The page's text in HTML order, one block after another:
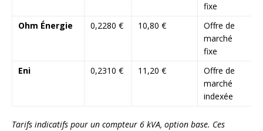
fixe
Ohm Énergie
0,2280 € 10,80 €
Offre de
marché
fixe
Eni
0,2310 € 11,20 €
Offre de
marché
indexée
Tarifs indicatifs pour un compteur 6 kVA, option base. Ces